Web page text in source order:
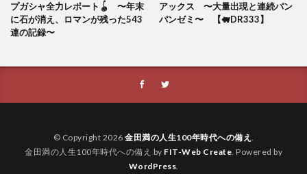
プガシャ全力レポート🪀 〜年末
に石が消え、ロマンが残った543
連の記録〜
アックス 〜大量出現と連続パン
パンゼミ〜 【🐖DR333】
© Copyright 2026 金田満の人生100年時代への備え .
金田満の人生100年時代への備え by FIT-Web Create. Powered by
WordPress.